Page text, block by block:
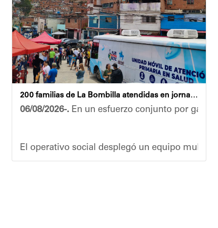
Las cuadrillas de trabajo permanecen
Yois Coellar
200 familias de La Bombilla atendidas en jornada integral
06/08/2026-. En un esfuerzo conjunto por
El operativo social desplegó un equipo